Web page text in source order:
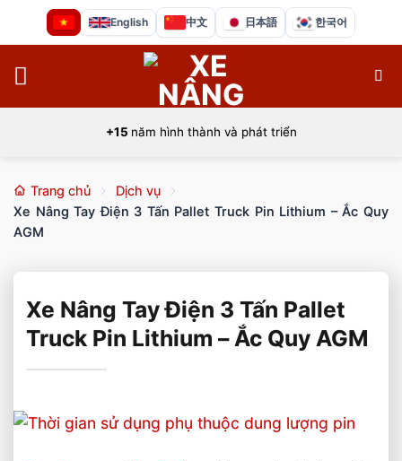
dung
English 中文 日本語 한국어
+15 năm hình thành và phát triển
Trang chủ
Dịch vụ
Xe Nâng Tay Điện 3 Tấn Pallet Truck Pin Lithium – Ắc Quy
AGM
Xe Nâng Tay Điện 3 Tấn Pallet
Truck Pin Lithium – Ắc Quy AGM